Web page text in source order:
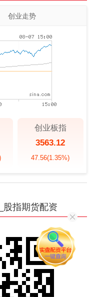
创业走势
创业板指
3563.12
47.56(1.35%)
股指期货配资